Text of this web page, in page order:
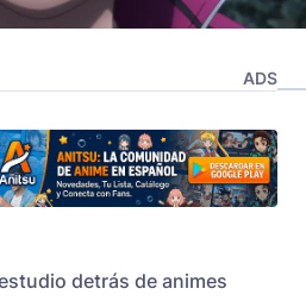
ADS
detrás de animes